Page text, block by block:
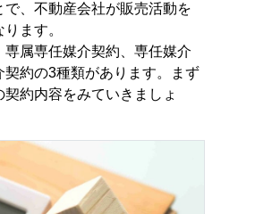
で、不動産会社が販売活動を
ます。
専属専任媒介契約、専任媒介
契約の3種類があります。まず
契約内容をみていきましょ